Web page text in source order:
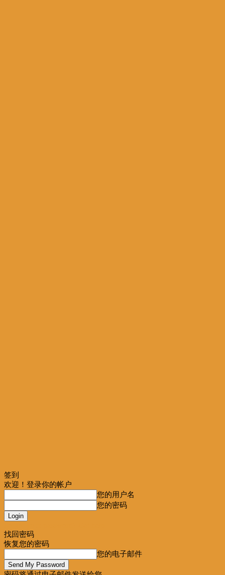
签到
欢迎！登录你的帐户
您的用户名
您的密码
找回密码
恢复您的密码
您的电子邮件